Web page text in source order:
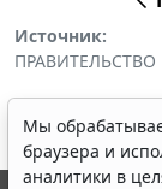
Источник:
Мы
браузера и
аналитики в